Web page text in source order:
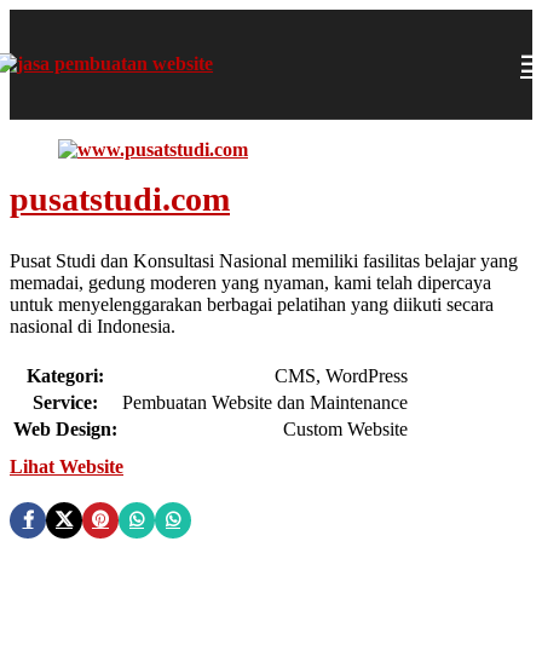
pusatstudi.com
Pusat Studi dan Konsultasi Nasional memiliki fasilitas belajar yang
memadai, gedung moderen yang nyaman, kami telah dipercaya
untuk menyelenggarakan berbagai pelatihan yang diikuti secara
nasional di Indonesia.
Kategori:
CMS, WordPress
Service:
Pembuatan Website dan Maintenance
Web Design:
Custom Website
Lihat Website